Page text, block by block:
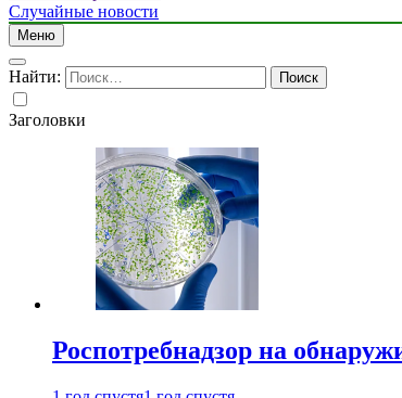
Случайные новости
Меню
Найти:
Заголовки
Роспотребнадзор на